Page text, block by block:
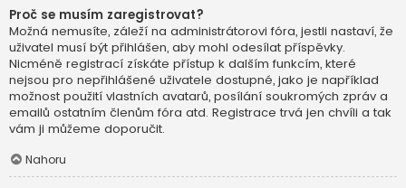
Proč se musím zaregistrovat?
Možná nemusíte, záleží na administrátorovi fóra, jestli nastaví, že
uživatel musí být přihlášen, aby mohl odesílat příspěvky.
Nicméně registrací získáte přístup k dalším funkcím, které
nejsou pro nepřihlášené uživatele dostupné, jako je například
možnost použití vlastních avatarů, posílání soukromých zpráv a
emailů ostatním členům fóra atd. Registrace trvá jen chvíli a tak
vám ji můžeme doporučit.
Nahoru